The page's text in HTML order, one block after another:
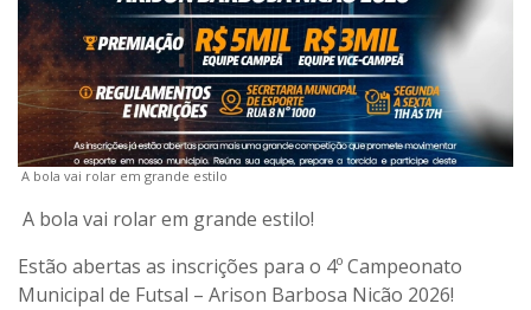
A bola vai rolar em grande estilo
A bola vai rolar em grande estilo!
Estão abertas as inscrições para o 4º Campeonato
Municipal de Futsal – Arison Barbosa Nicão 2026!